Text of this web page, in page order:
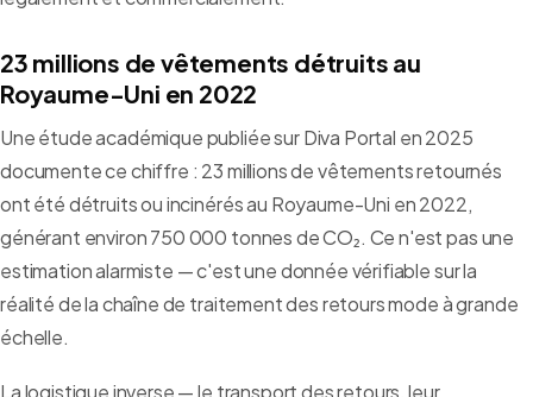
23 millions de vêtements détruits au
Royaume-Uni en 2022
Une étude académique publiée sur Diva Portal en 2025
documente ce chiffre : 23 millions de vêtements retournés
ont été détruits ou incinérés au Royaume-Uni en 2022,
générant environ 750 000 tonnes de CO₂. Ce n'est pas une
estimation alarmiste — c'est une donnée vérifiable sur la
réalité de la chaîne de traitement des retours mode à grande
échelle.